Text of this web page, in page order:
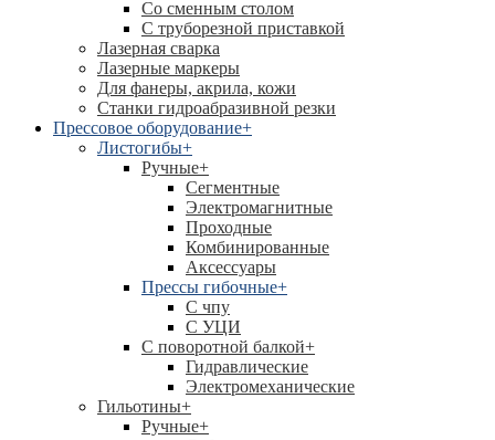
Со сменным столом
С труборезной приставкой
Лазерная сварка
Лазерные маркеры
Для фанеры, акрила, кожи
Станки гидроабразивной резки
Прессовое оборудование+
Листогибы+
Ручные+
Сегментные
Электромагнитные
Проходные
Комбинированные
Аксессуары
Прессы гибочные+
C чпу
С УЦИ
С поворотной балкой+
Гидравлические
Электромеханические
Гильотины+
Ручные+